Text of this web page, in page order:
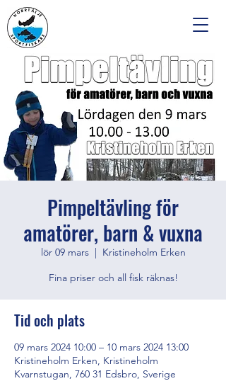
Pimpeltävling för
amatörer, barn & vuxna
lör 09 mars
  |
Kristineholm Erken
Fina priser och all fisk räknas!
Tid och plats
09 mars 2024 10:00 – 10 mars 2024 13:00
Kristineholm Erken, Kristineholm
Kvarnstugan, 760 31 Edsbro, Sverige